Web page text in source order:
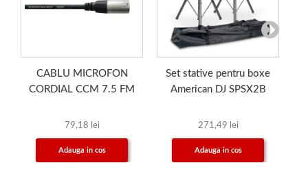
CABLU MICROFON
CORDIAL CCM 7.5 FM
79,18 lei
Adauga in cos
Set stative pentru boxe
American DJ SPSX2B
271,49 lei
Adauga in cos